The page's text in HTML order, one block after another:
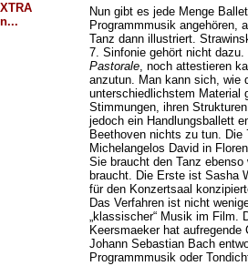
Nun gibt es jede Menge
Programmmusik angehören,
Tanz dann illustriert.
7. Sinfonie gehört nicht
Pastorale, noch attestieren
anzutun. Man kann sich, wie
unterschiedlichstem Material
Stimmungen, ihren
jedoch ein Handlungsballett
Beethoven nichts zu tun.
Michelangelos David in
Sie braucht den Tanz
braucht. Die Erste ist Sasha
für den Konzertsaal
Das Verfahren ist nicht
„klassischer“ Musik im Film.
Keersmaeker hat
Johann Sebastian Bach
Programmmusik oder